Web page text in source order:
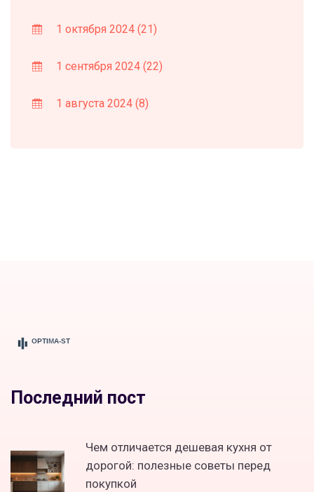
1 октября 2024 (21)
1 сентября 2024 (22)
1 августа 2024 (8)
Последний пост
Чем отличается дешевая кухня от
дорогой: полезные советы перед
покупкой